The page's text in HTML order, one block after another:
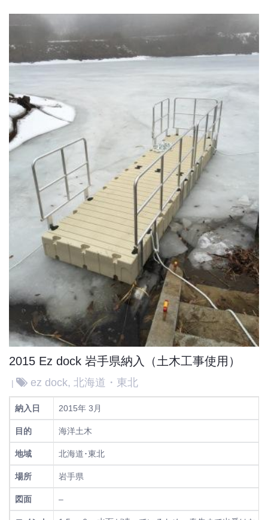
2015 Ez dock 岩手県納入（土木工事使用）
ez dock, 北海道・東北
納入日 2015年 3月
目的 海洋土木
地域 北海道･東北
場所 岩手県
図面 –